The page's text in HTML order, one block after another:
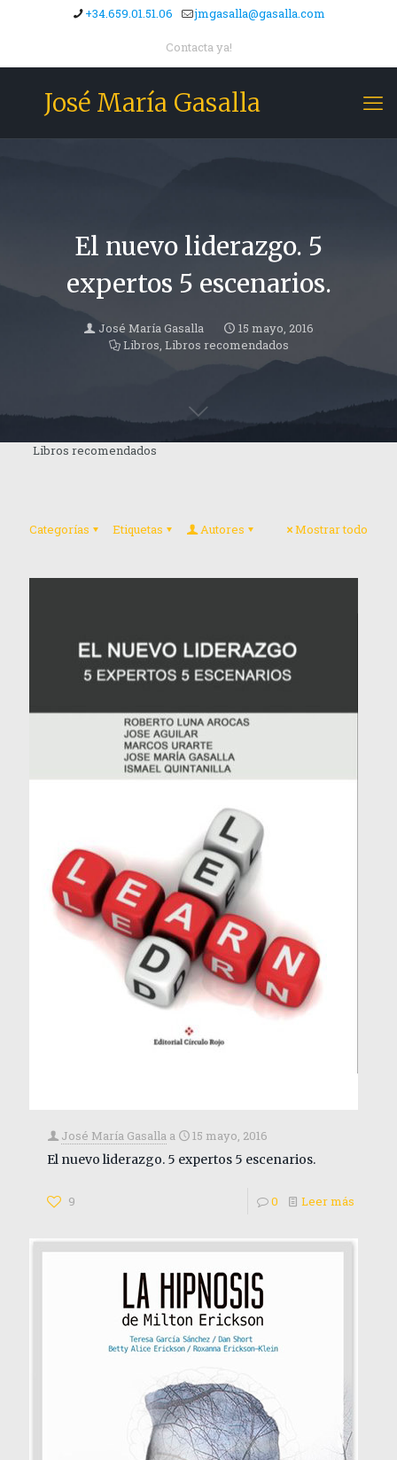
+34.659.01.51.06 jmgasalla@gasalla.com
Contacta ya!
José María Gasalla
El nuevo liderazgo. 5
expertos 5 escenarios.
José María Gasalla
15 mayo, 2016
Libros, Libros recomendados
Libros recomendados
Categorías Etiquetas Autores Mostrar todo
José María Gasalla a
15 mayo, 2016
El nuevo liderazgo. 5 expertos 5 escenarios.
9 0 Leer más